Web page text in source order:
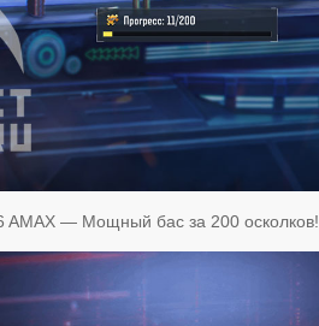
AMAX — Мощный бас за 200 осколков!